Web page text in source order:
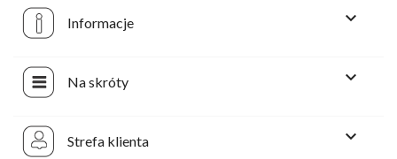
Informacje 
Na skróty 
Strefa klienta 